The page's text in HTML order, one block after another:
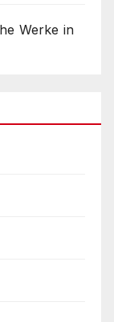
Werke in